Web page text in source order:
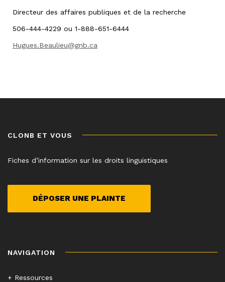
Directeur des affaires publiques et de la recherche
506-444-4229 ou 1-888-651-6444
Hugues.Beaulieu@gnb.ca
CLONB ET VOUS
Fiches d’information sur les droits linguistiques
DÉPOSER UNE PLAINTE
NAVIGATION
+ Ressources